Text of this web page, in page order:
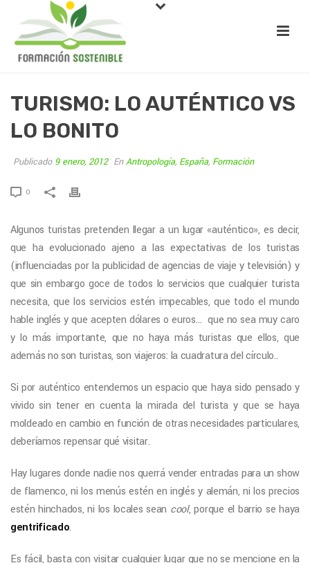
TURISMO: LO AUTÉNTICO VS
LO BONITO
Publicado 9 enero, 2012 EnAntropología, España, Formación
0
Algunos turistas pretenden llegar a un lugar «auténtico», es decir,
que ha evolucionado ajeno a las expectativas de los turistas
(influenciadas por la publicidad de agencias de viaje y televisión) y
que sin embargo goce de todos lo servicios que cualquier turista
necesita, que los servicios estén impecables, que todo el mundo
hable inglés y que acepten dólares o euros… que no sea muy caro
y lo más importante, que no haya más turistas que ellos, que
además no son turistas, son viajeros: la cuadratura del círculo..
Si por auténtico entendemos un espacio que haya sido pensado y
vivido sin tener en cuenta la mirada del turista y que se haya
moldeado en cambio en función de otras necesidades particulares,
deberíamos repensar qué visitar.
Hay lugares donde nadie nos querrá vender entradas para un show
de flamenco, ni los menús estén en inglés y alemán, ni los precios
estén hinchados, ni los locales sean cool, porque el barrio se haya
gentrificado.
Es fácil, basta con visitar cualquier lugar que no se mencione en la